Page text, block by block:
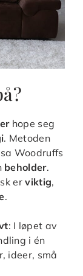
hope seg
. Metoden
Woodruffs
beholder.
erviktig,
.
: I løpet av
i én
ideer, små